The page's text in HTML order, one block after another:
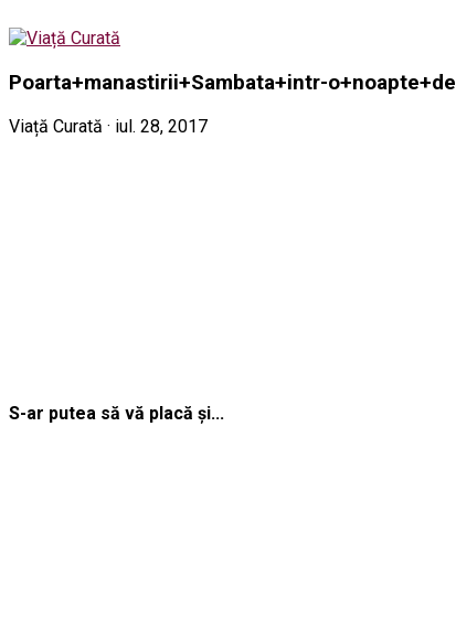
Poarta+manastirii+Sambata+intr-
Viață Curată · iul. 28, 2017
S-ar putea să vă placă și...